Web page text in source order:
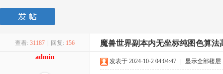
查看: 31187 回复: 156 魔兽世界副本内无坐标纯图色算法
admin
发表于 2024-10-2 04:04:47 显示全部楼层